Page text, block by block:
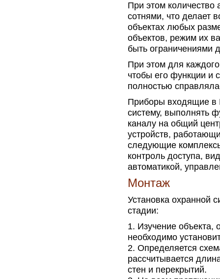
При этом количество
сотнями, что делает
объектах любых
объектов, режим их
быть ограничениями
При этом для
чтобы его функции и
полностью
Приборы входящие в
систему, выполнять
каналу на общий
устройств,
следующие
контроль доступа,
автоматикой,
Монтаж
Установка охранной
стадии:
Изучение объекта,
необходимо
Определяется
рассчитывается
стен и перекрытий.